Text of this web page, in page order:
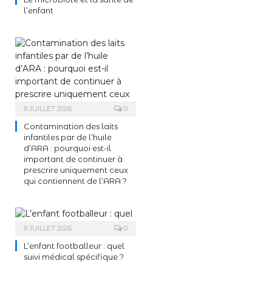
l’enfant
9 JUILLET 2026 0
Contamination des laits
infantiles par de l’huile
d’ARA : pourquoi est-il
important de continuer à
prescrire uniquement ceux
qui contiennent de l’ARA ?
9 JUILLET 2026 0
L’enfant footballeur : quel
suivi médical spécifique ?